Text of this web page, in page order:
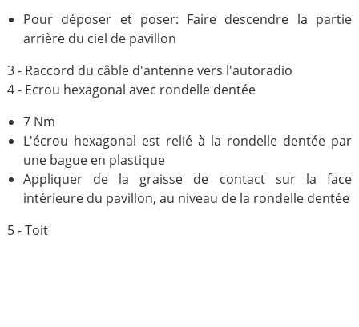
Pour déposer et poser: Faire descendre la partie
arrière du ciel de pavillon
3 - Raccord du câble d'antenne vers l'autoradio
4 - Ecrou hexagonal avec rondelle dentée
7 Nm
L'écrou hexagonal est relié à la rondelle dentée par
une bague en plastique
Appliquer de la graisse de contact sur la face
intérieure du pavillon, au niveau de la rondelle dentée
5 - Toit